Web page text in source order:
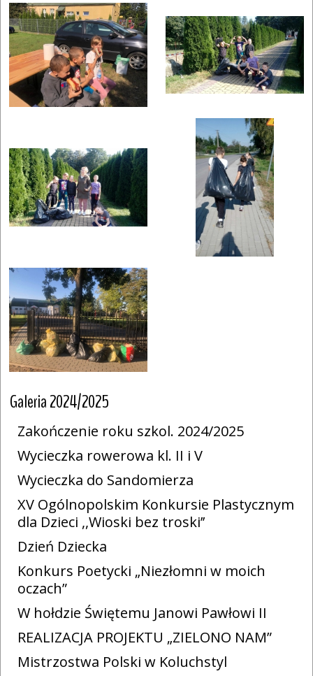
Galeria 2024/2025
Zakończenie roku szkol. 2024/2025
Wycieczka rowerowa kl. II i V
Wycieczka do Sandomierza
XV Ogólnopolskim Konkursie Plastycznym
dla Dzieci ,,Wioski bez troski’’
Dzień Dziecka
Konkurs Poetycki „Niezłomni w moich
oczach”
W hołdzie Świętemu Janowi Pawłowi II
REALIZACJA PROJEKTU „ZIELONO NAM”
Mistrzostwa Polski w Koluchstyl